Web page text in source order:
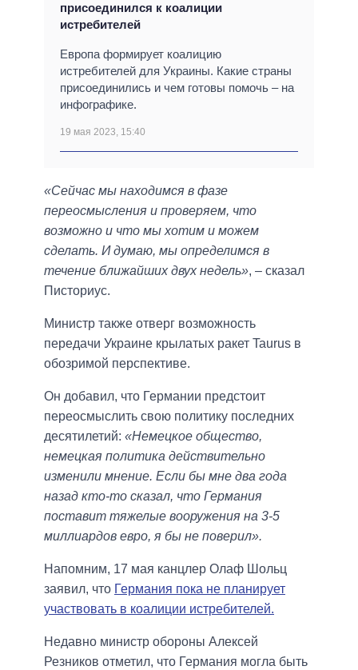
присоединился к коалиции
истребителей
Европа формирует коалицию
истребителей для Украины. Какие страны
присоединились и чем готовы помочь – на
инфографике.
19 мая 2023, 15:40
«Сейчас мы находимся в фазе
переосмысления и проверяем, что
возможно и что мы хотим и можем
сделать. И думаю, мы определимся в
течение ближайших двух недель», – сказал
Писториус.
Министр также отверг возможность
передачи Украине крылатых ракет Taurus в
обозримой перспективе.
Он добавил, что Германии предстоит
переосмыслить свою политику последних
десятилетий: «Немецкое общество,
немецкая политика действительно
изменили мнение. Если бы мне два года
назад кто-то сказал, что Германия
поставит тяжелые вооружения на 3-5
миллиардов евро, я бы не поверил».
Напомним, 17 мая канцлер Олаф Шольц
заявил, что Германия пока не планирует
участвовать в коалиции истребителей.
Недавно министр обороны Алексей
Резников отметил, что Германия могла быть